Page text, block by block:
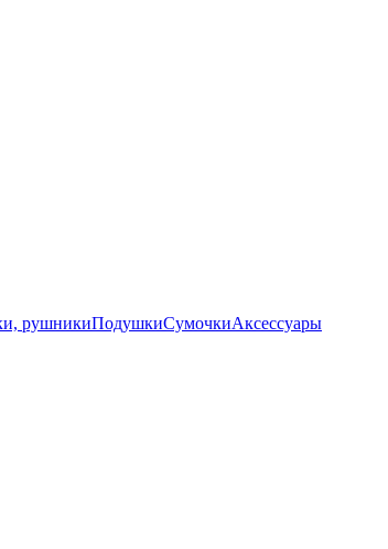
рушникиПодушкиСумочкиАксессуары